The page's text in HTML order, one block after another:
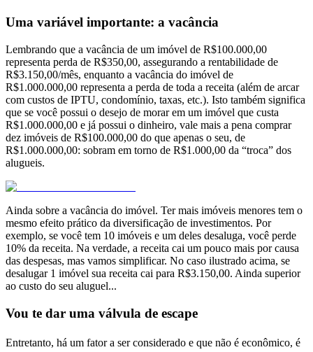
Uma variável importante: a vacância
Lembrando que a vacância de um imóvel de R$100.000,00
representa perda de R$350,00, assegurando a rentabilidade de
R$3.150,00/mês, enquanto a vacância do imóvel de
R$1.000.000,00 representa a perda de toda a receita (além de arcar
com custos de IPTU, condomínio, taxas, etc.). Isto também significa
que se você possui o desejo de morar em um imóvel que custa
R$1.000.000,00 e já possui o dinheiro, vale mais a pena comprar
dez imóveis de R$100.000,00 do que apenas o seu, de
R$1.000.000,00: sobram em torno de R$1.000,00 da “troca” dos
alugueis.
Ainda sobre a vacância do imóvel. Ter mais imóveis menores tem o
mesmo efeito prático da diversificação de investimentos. Por
exemplo, se você tem 10 imóveis e um deles desaluga, você perde
10% da receita. Na verdade, a receita cai um pouco mais por causa
das despesas, mas vamos simplificar. No caso ilustrado acima, se
desalugar 1 imóvel sua receita cai para R$3.150,00. Ainda superior
ao custo do seu aluguel...
Vou te dar uma válvula de escape
Entretanto, há um fator a ser considerado e que não é econômico, é